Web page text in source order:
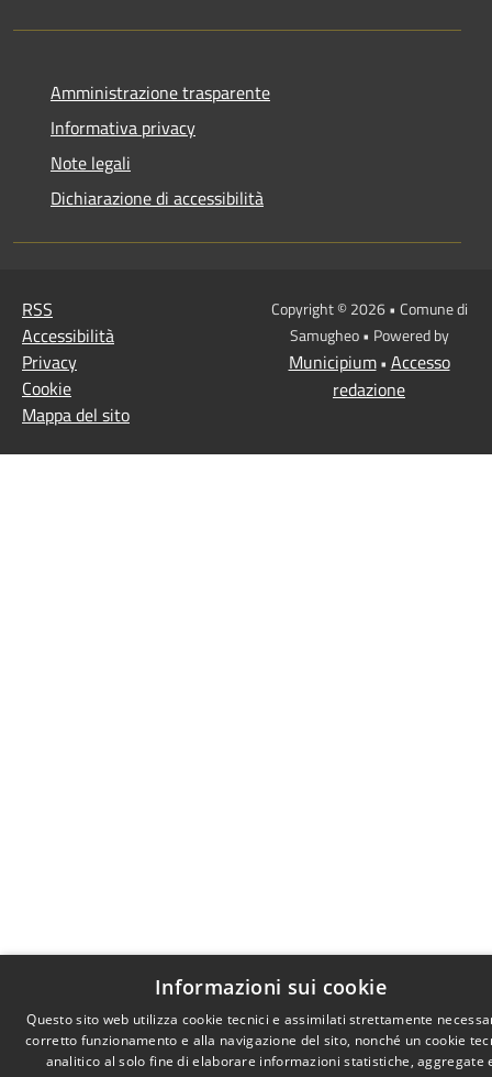
Amministrazione trasparente
Informativa privacy
Note legali
Dichiarazione di accessibilità
RSS
Accessibilità
Privacy
Cookie
Mappa del sito
Copyright © 2026 • Comune di
Samugheo • Powered by
Municipium• Accesso
redazione
Informazioni sui cookie
Questo sito web utilizza cookie tecnici e assimilati strettamente
corretto funzionamento e alla navigazione del sito, nonché un cookie
analitico al solo fine di elaborare informazioni statistiche, aggregate